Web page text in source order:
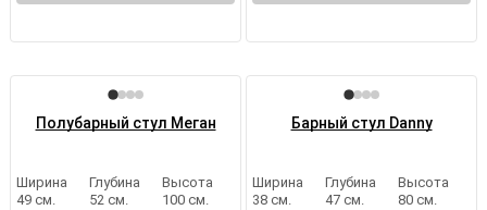
Полубарный стул Меган
Ширина
49 см.
Глубина
52 см.
Высота
100 см.
Барный стул Danny
Ширина
38 см.
Глубина
47 см.
Высота
80 см.